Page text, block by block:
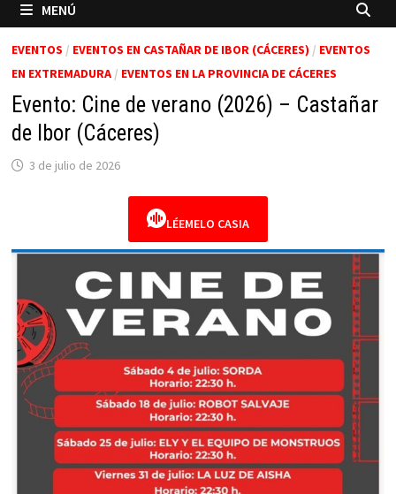
MENÚ
EVENTOS / EVENTOS EN CASTAÑAR DE IBOR (CÁCERES) / EVENTOS
EN EXTREMADURA/ EVENTOS EN LA PROVINCIA DE CÁCERES
Evento: Cine de verano (2026) – Castañar
de Ibor (Cáceres)
3 de julio de 2026
LÉEMELO CASIA